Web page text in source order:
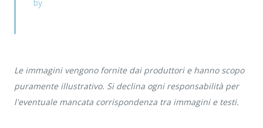
by
Le immagini vengono fornite dai produttori e hanno scopo
puramente illustrativo. Si declina ogni responsabilità per
l'eventuale mancata corrispondenza tra immagini e testi.